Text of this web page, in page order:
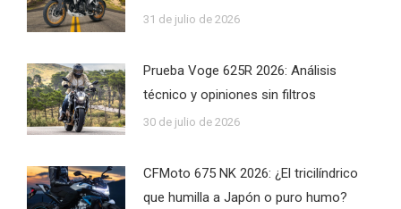
31 de julio de 2026
Prueba Voge 625R 2026: Análisis
técnico y opiniones sin filtros
30 de julio de 2026
CFMoto 675 NK 2026: ¿El tricilíndrico
que humilla a Japón o puro humo?